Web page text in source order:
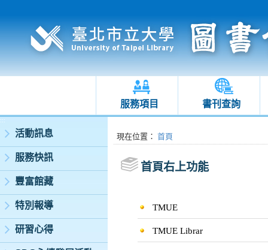
服務項目 書刊查詢
:::
活動訊息
服務快訊
豐富館藏
特別報導
研習心得
:::現在位置 ： 首頁
首頁右上功能
TMUE
TMUE Librar